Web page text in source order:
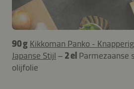
90 g Kikkoman Panko -
Japanse Stijl – 2 el Parmezaanse
olijfolie